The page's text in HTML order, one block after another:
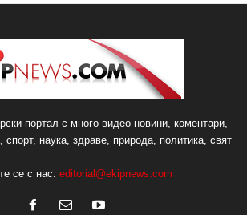
портал с много видео новини, коментари,
спорт, наука, здраве, природа, политика, свят
се с нас: editorial@ekipnews.com